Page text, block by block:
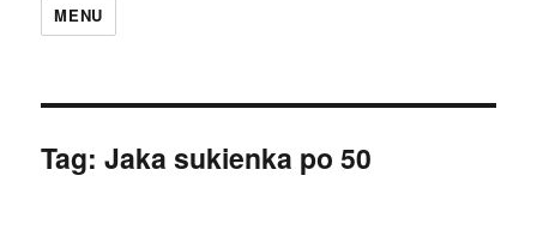
MENU
Tag:Jaka sukienka po 50